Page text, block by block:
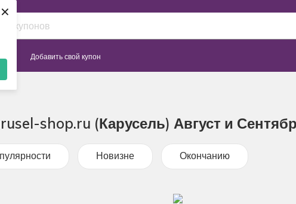
×
Добавить свой купон
shop.ru (Карусель) Август и
Новизне Окончанию